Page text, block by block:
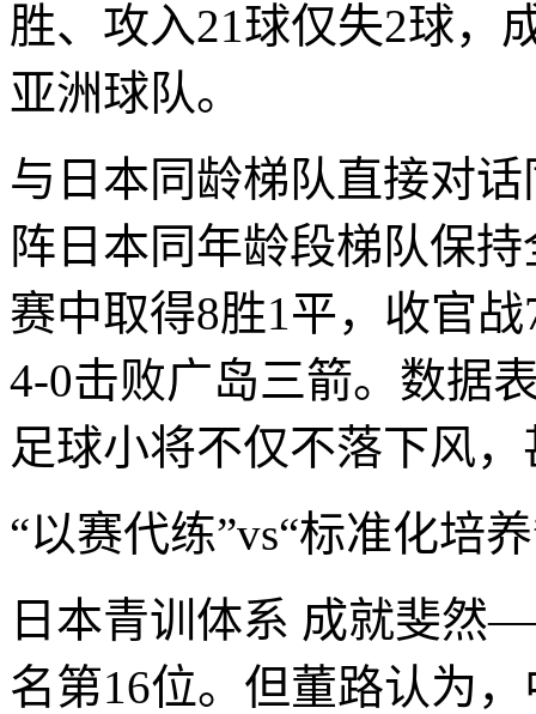
胜、攻入21球仅失2球，
亚洲球队。
与日本同龄梯队直接对
阵日本同年龄段梯队保
赛中取得8胜1平，收官
4-0击败广岛三箭。数据
足球小将不仅不落下风
“以赛代练”vs“标准化培
日本青训体系 成就斐然
名第16位。但董路认为